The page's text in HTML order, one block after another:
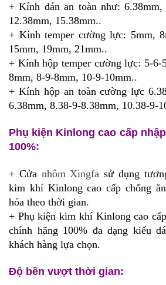
+ Kính dán an toàn như: 6.38mm,
12.38mm, 15.38mm..
+ Kính temper cường lực: 5mm,
15mm, 19mm, 21mm..
+ Kính hộp temper cường lực: 5-6-
8mm, 8-9-8mm, 10-9-10mm..
+ Kính hộp an toàn cường lực
6.38mm, 8.38-9-8.38mm, 10.38-9-
Phụ kiện Kinlong cao cấp
100%:
+ Cửa nhôm Xingfa sử dụng
kim khí Kinlong cao cấp chống
hóa theo thời gian.
+ Phụ kiện kim khí Kinlong cao
chính hãng 100% đa dạng kiểu
khách hàng lựa chọn.
Độ bền vượt thời gian: